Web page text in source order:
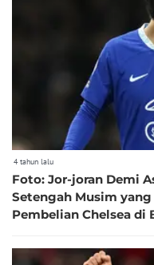
4 tahun lalu
Foto: Jor-joran Demi
Setengah Musim
Pembelian Chelsea di